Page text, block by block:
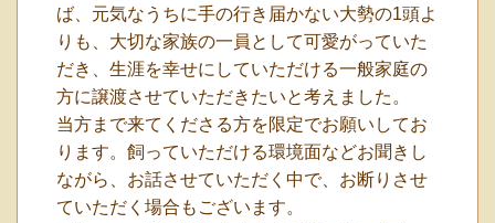
ば、元気なうちに手の行き届かない大勢の1頭よ
りも、大切な家族の一員として可愛がっていた
だき、生涯を幸せにしていただける一般家庭の
方に譲渡させていただきたいと考えました。
当方まで来てくださる方を限定でお願いしてお
ります。飼っていただける環境面などお聞きし
ながら、お話させていただく中で、お断りさせ
ていただく場合もございます。